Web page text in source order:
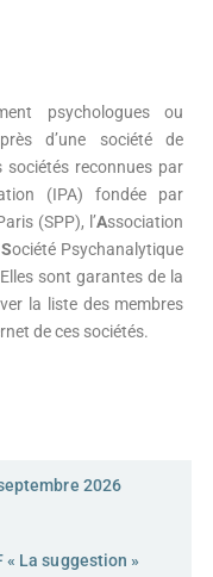
psychologues ou
d’une société de
sociétés reconnues par
(IPA) fondée par
(SPP), l’Association
Société Psychanalytique
sont garantes de la
la liste des membres
de ces sociétés.
2026
« La suggestion »